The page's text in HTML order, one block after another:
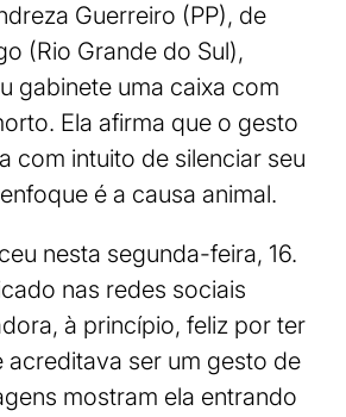
Guerreiro (PP), de
(Rio Grande do Sul),
gabinete uma caixa com
Ela afirma que o gesto
com intuito de silenciar seu
é a causa animal.
nesta segunda-feira, 16.
nas redes sociais
à princípio, feliz por ter
acreditava ser um gesto de
mostram ela entrando